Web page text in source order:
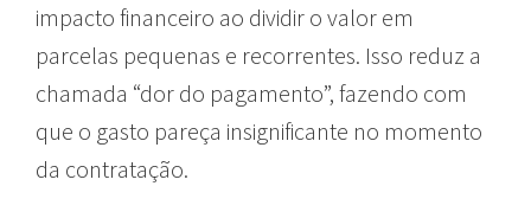
impacto financeiro ao dividir o valor em
parcelas pequenas e recorrentes. Isso reduz a
chamada “dor do pagamento”, fazendo com
que o gasto pareça insignificante no momento
da contratação.